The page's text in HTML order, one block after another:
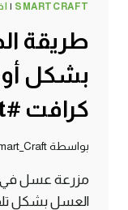
SMARTCRAFT
|
طريقة
بشكل
كرافت #SmartCraft
بواسطة
مزرعة عسل في
العسل بشكل